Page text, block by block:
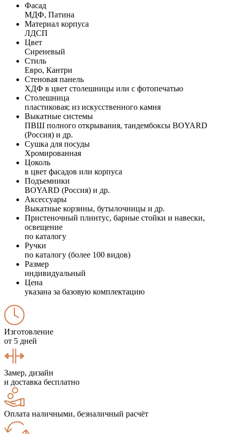
Фасад
МДФ, Патина
Материал корпуса
ЛДСП
Цвет
Сиреневый
Стиль
Евро, Кантри
Стеновая панель
ХДФ в цвет столешницы или с фотопечатью
Столешница
пластиковая; из искусственного камня
Выкатные системы
ПВШ полного открывания, тандембоксы BOYARD
(Россия) и др.
Сушка для посуды
Хромированная
Цоколь
в цвет фасадов или корпуса
Подъемники
BOYARD (Россия) и др.
Аксессуары
Выкатные корзины, бутылочницы и др.
Пристеночный плинтус, барные стойки и навески,
освещение
по каталогу
Ручки
по каталогу (более 100 видов)
Размер
индивидуальный
Цена
указана за базовую комплектацию
Изготовление
от 5 дней
Замер, дизайн
и доставка бесплатно
Оплата наличными, безналичный расчёт